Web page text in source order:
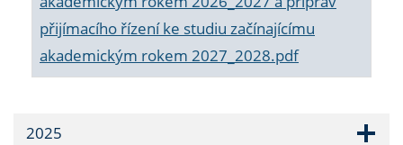
přijímacího řízení ke studiu začínajícímu
akademickým rokem 2027_2028.pdf
2025